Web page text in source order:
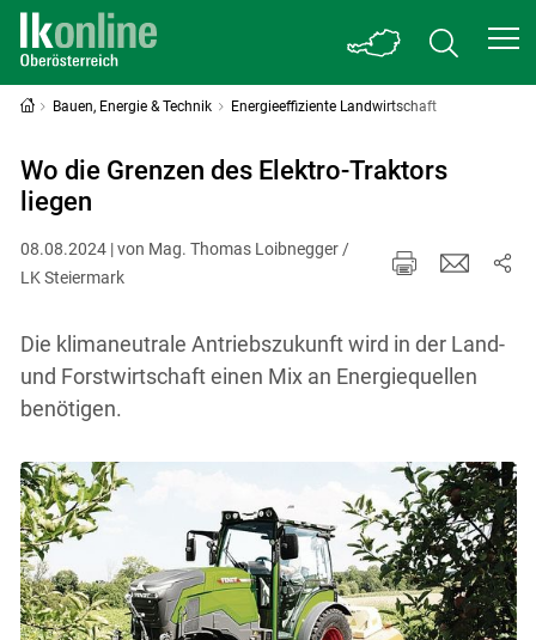
Bauen, Energie & Technik Energieeffiziente Landwirtschaft
Wo die Grenzen des Elektro-Traktors
liegen
08.08.2024 | von Mag. Thomas Loibnegger /
LK Steiermark
Die klimaneutrale Antriebszukunft wird in der Land-
und Forstwirtschaft einen Mix an Energiequellen
benötigen.